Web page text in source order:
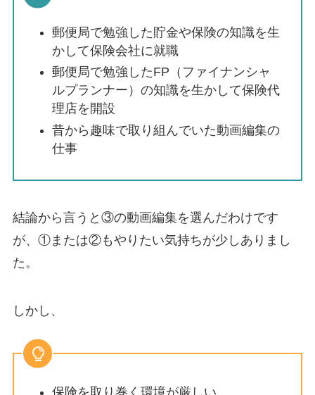
郵便局で勉強した貯金や保険の知識を生
かして保険会社に就職
郵便局で勉強したFP（ファイナンシャ
ルプランナー）の知識を生かして保険代
理店を開設
昔から趣味で取り組んでいた動画編集の
仕事
結論から言うと③の動画編集を選んだわけです
が、①または②もやりたい気持ちが少しありまし
た。
しかし、
保険を取り巻く環境が厳しい